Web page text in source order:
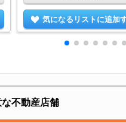
気になるリストに追加
不動産店舗